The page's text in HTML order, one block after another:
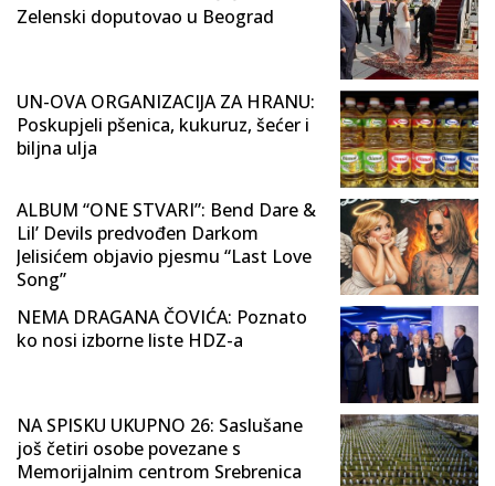
Zelenski doputovao u Beograd
UN-OVA ORGANIZACIJA ZA HRANU:
Poskupjeli pšenica, kukuruz, šećer i
biljna ulja
ALBUM “ONE STVARI”: Bend Dare &
Lil’ Devils predvođen Darkom
Jelisićem objavio pjesmu “Last Love
Song”
NEMA DRAGANA ČOVIĆA: Poznato
ko nosi izborne liste HDZ-a
NA SPISKU UKUPNO 26: Saslušane
još četiri osobe povezane s
Memorijalnim centrom Srebrenica